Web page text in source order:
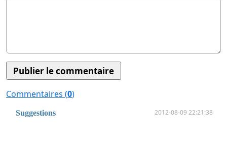
Commentaires (0)
Suggestions 2012-08-09 22:21:38